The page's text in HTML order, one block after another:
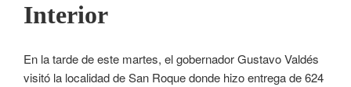
Interior
En la tarde de este martes, el gobernador Gustavo Valdés
visitó la localidad de San Roque donde hizo entrega de 624